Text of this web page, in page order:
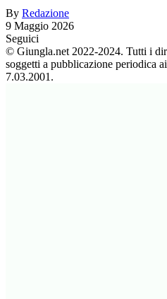
By Redazione
9 Maggio 2026
Seguici
© Giungla.net 2022-2024. Tutti i
soggetti a pubblicazione periodica
7.03.2001.